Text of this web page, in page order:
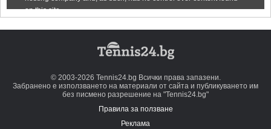
© 2003-2026 Tennis24.bg Всички права запазени.
Забранено е използването на материали от сайта и публикуването им
без писмено разрешение на "Tennis24.bg"
Правила за ползване
Реклама